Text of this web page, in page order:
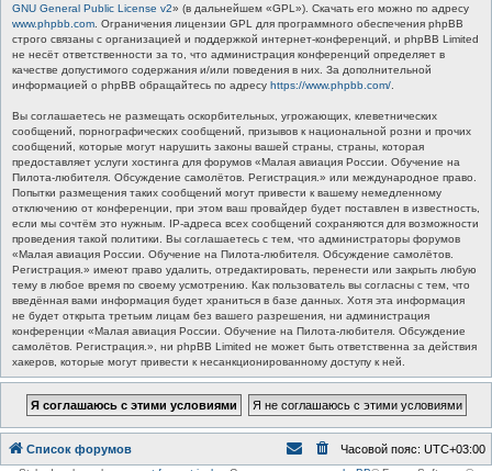
GNU General Public License v2» (в дальнейшем «GPL»). Скачать его можно по адресу
www.phpbb.com . Ограничения лицензии GPL для программного обеспечения phpBB
строго связаны с организацией и поддержкой интернет-конференций, и phpBB Limited
не несёт ответственности за то, что администрация конференций определяет в
качестве допустимого содержания и/или поведения в них. За дополнительной
информацией о phpBB обращайтесь по адресу https://www.phpbb.com/
Вы соглашаетесь не размещать оскорбительных, угрожающих, клеветнических
сообщений, порнографических сообщений, призывов к национальной розни и прочих
сообщений, которые могут нарушить законы вашей страны, страны, которая
предоставляет услуги хостинга для форумов «Малая авиация России. Обучение на
Пилота-любителя. Обсуждение самолётов. Регистрация.» или международное право.
Попытки размещения таких сообщений могут привести к вашему немедленному
отключению от конференции, при этом ваш провайдер будет поставлен в известность,
если мы сочтём это нужным. IP-адреса всех сообщений сохраняются для возможности
проведения такой политики. Вы соглашаетесь с тем, что администраторы форумов
«Малая авиация России. Обучение на Пилота-любителя. Обсуждение самолётов.
Регистрация.» имеют право удалить, отредактировать, перенести или закрыть любую
тему в любое время по своему усмотрению. Как пользователь вы согласны с тем, что
введённая вами информация будет храниться в базе данных. Хотя эта информация
не будет открыта третьим лицам без вашего разрешения, ни администрация
конференции «Малая авиация России. Обучение на Пилота-любителя. Обсуждение
самолётов. Регистрация.», ни phpBB Limited не может быть ответственна за действия
хакеров, которые могут привести к несанкционированному доступу к ней.
Список форумов Часовой пояс: UTC+03:00